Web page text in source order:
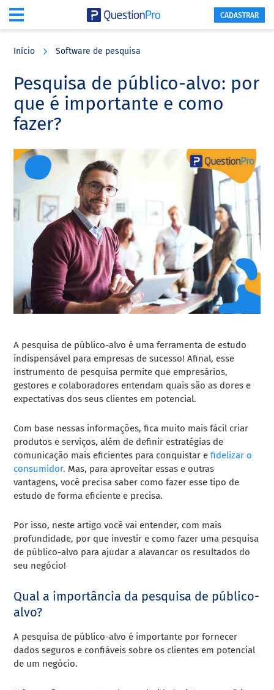
content
sidebar
CADASTRAR
Início Software de pesquisa
Pesquisa de público-alvo: por
que é importante e como
fazer?
A pesquisa de público-alvo é uma ferramenta de estudo
indispensável para empresas de sucesso! Afinal, esse
instrumento de pesquisa permite que empresários,
gestores e colaboradores entendam quais são as dores e
expectativas dos seus clientes em potencial.
Com base nessas informações, fica muito mais fácil criar
produtos e serviços, além de definir estratégias de
comunicação mais eficientes para conquistar efidelizar o
consumidor. Mas, para aproveitar essas e outras
vantagens, você precisa saber como fazer esse tipo de
estudo de forma eficiente e precisa.
Por isso, neste artigo você vai entender, com mais
profundidade, por que investir e como fazer uma pesquisa
de público-alvo para ajudar a alavancar os resultados do
seu negócio!
Qual a importância da pesquisa de público-
alvo?
A pesquisa de público-alvo é importante por fornecer
dados seguros e confiáveis sobre os clientes em potencial
de um negócio.